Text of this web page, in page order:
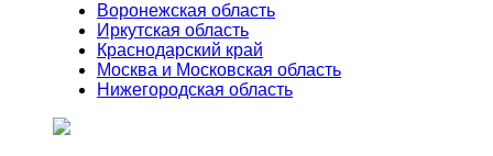
Воронежская область
Иркутская область
Краснодарский край
Москва и Московская область
Нижегородская область